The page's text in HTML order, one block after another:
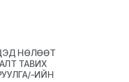
НӨЛӨӨТ
ТАВИХ
ИЙН